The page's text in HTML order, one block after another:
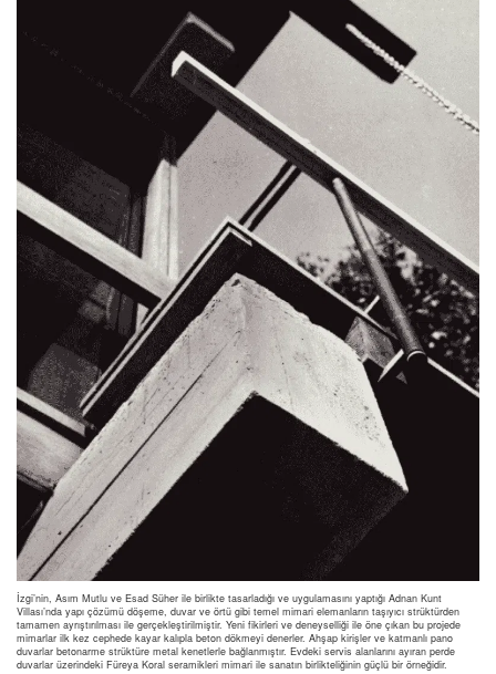
İzgi’nin, Asım Mutlu ve Esad Süher ile birlikte tasarladığı ve uygulamasını yaptığı Adnan Kunt
Villası’nda yapı çözümü döşeme, duvar ve örtü gibi temel mimari elemanların taşıyıcı strüktürden
tamamen ayrıştırılması ile gerçekleştirilmiştir. Yeni fikirleri ve deneyselliği ile öne çıkan bu projede
mimarlar ilk kez cephede kayar kalıpla beton dökmeyi denerler. Ahşap kirişler ve katmanlı pano
duvarlar betonarme strüktüre metal kenetlerle bağlanmıştır. Evdeki servis alanlarını ayıran perde
duvarlar üzerindeki Füreya Koral seramikleri mimari ile sanatın birlikteliğinin güçlü bir örneğidir.